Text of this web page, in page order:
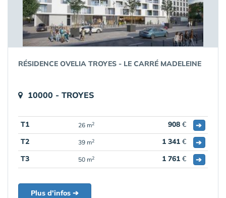
RÉSIDENCE OVELIA TROYES - LE CARRÉ MADELEINE
10000 - TROYES
T1 26 m2 908 €
➔
T2
39 m2 1 341 €
➔
T3
50 m2 1 761 € ➔
Plus d'infos ➔